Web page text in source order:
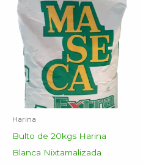
Harina
Bulto de 20kgs Harina
Blanca Nixtamalizada